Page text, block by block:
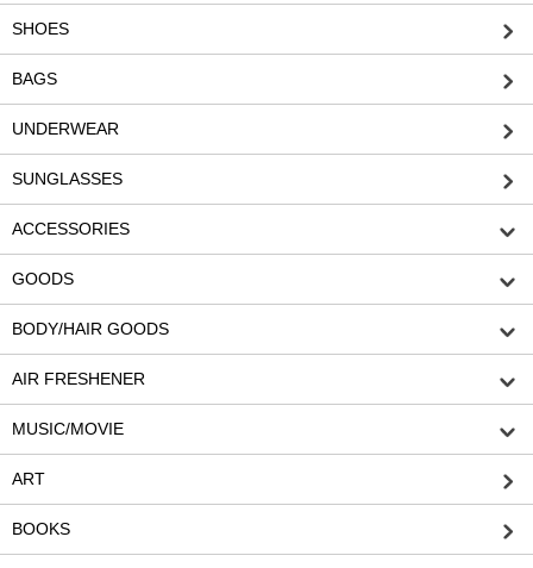
SHOES
BAGS
UNDERWEAR
SUNGLASSES
ACCESSORIES
GOODS
BODY/HAIR GOODS
AIR FRESHENER
MUSIC/MOVIE
ART
BOOKS